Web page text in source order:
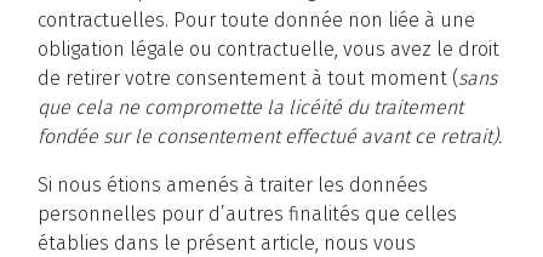
contractuelles. Pour toute donnée non liée à une
obligation légale ou contractuelle, vous avez le droit
de retirer votre consentement à tout moment (sans
que cela ne compromette la licéité du traitement
fondée sur le consentement effectué avant ce retrait).
Si nous étions amenés à traiter les données
personnelles pour d’autres finalités que celles
établies dans le présent article, nous vous